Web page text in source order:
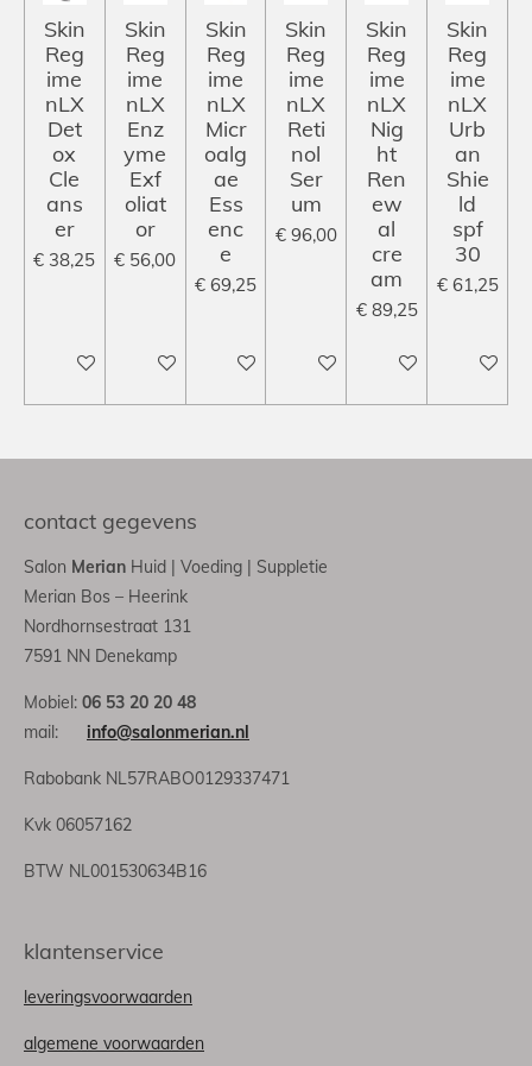
Skin
Reg
ime
nLX
Det
ox
Cle
ans
er
€ 38,25
In winkelwagen
Skin
Reg
ime
nLX
Enz
yme
Exf
oliat
or
€ 56,00
In winkelwagen
Skin
Reg
ime
nLX
Micr
oalg
ae
Ess
enc
e
€ 69,25
In winkelwagen
Skin
Reg
ime
nLX
Reti
nol
Ser
um
€ 96,00
In winkelwagen
Skin
Reg
ime
nLX
Nig
ht
Ren
ew
al
cre
am
€ 89,25
In winkelwagen
Skin
Reg
ime
nLX
Urb
an
Shie
ld
spf
30
€ 61,25
In
contact gegevens
Salon Merian Huid | Voeding | Suppletie
Merian Bos – Heerink
Nordhornsestraat 131
7591 NN Denekamp
Mobiel: 06 53 20 20 48
mail: info@salonmerian.nl
Rabobank NL57RABO0129337471
Kvk 06057162
BTW NL001530634B16
klantenservice
leveringsvoorwaarden
algemene voorwaarden